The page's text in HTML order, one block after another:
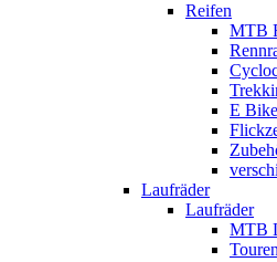
Reifen
MTB
E
Laufräder
Laufräder
MTB